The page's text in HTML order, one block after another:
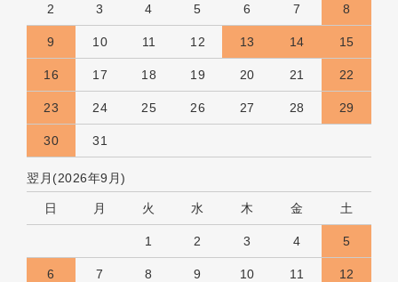
2 3 4 5 6 7 8
9 10 11 12 13 14 15
16 17 18 19 20 21 22
23 24 25 26 27 28 29
30 31
翌月(2026年9月)
日 月 火 水 木 金 土
1 2 3 4 5
6 7 8 9 10 11 12